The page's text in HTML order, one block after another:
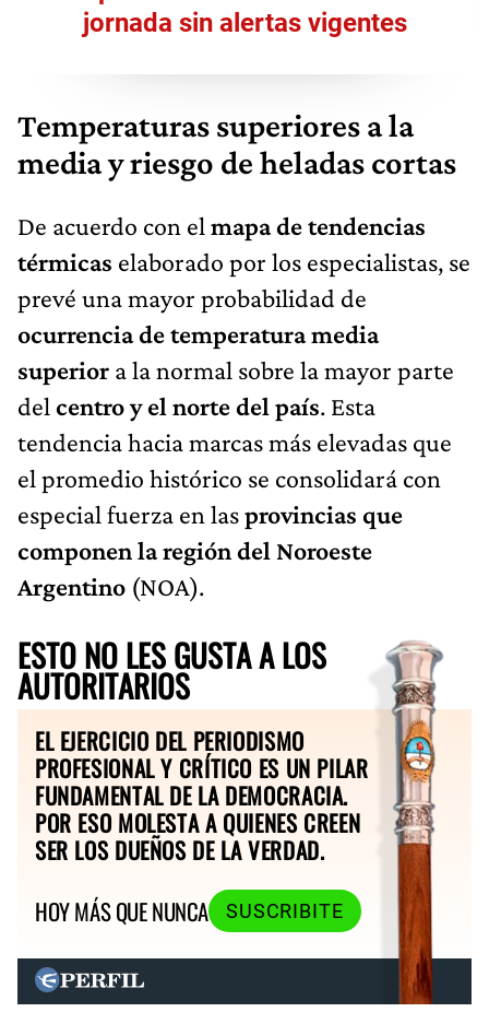
jornada sin alertas vigentes
Temperaturas superiores a la
media y riesgo de heladas cortas
De acuerdo con el mapa de tendencias
térmicas elaborado por los especialistas, se
prevé una mayor probabilidad de
ocurrencia de temperatura media
superior a la normal sobre la mayor parte
del centro y el norte del país. Esta
tendencia hacia marcas más elevadas que
el promedio histórico se consolidará con
especial fuerza en lasprovincias que
componen la región del Noroeste
Argentino (NOA).
ESTO NO LES GUSTA A LOS
AUTORITARIOS
EL EJERCICIO DEL PERIODISMO
PROFESIONAL Y CRÍTICO ES UN PILAR
FUNDAMENTAL DE LA DEMOCRACIA.
POR ESO MOLESTA A QUIENES CREEN
SER LOS DUEÑOS DE LA VERDAD.
HOY MÁS QUE NUNCA
SUSCRIBITE